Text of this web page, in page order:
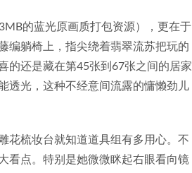
的蓝光原画质打包资源），更在于
编躺椅上，指尖绕着翡翠流苏把玩的
的还是藏在第45张到67张之间的居家
透光，这种不经意间流露的慵懒劲儿
花梳妆台就知道道具组有多用心。不
看点。特别是她微微眯起右眼看向镜